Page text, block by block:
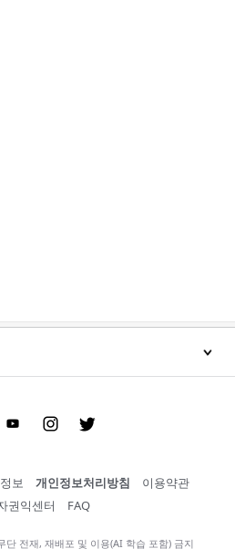
YoutubeInstgram Twitter
보 개인정보처리방침
이용약관
권익센터
FAQ
전재, 재배포 및 이용(AI 학습 포함) 금지